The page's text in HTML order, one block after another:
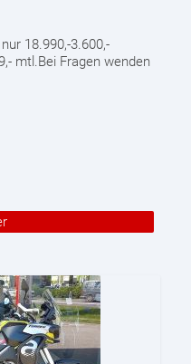
18.990,-3.600,-
mtl.Bei Fragen wenden